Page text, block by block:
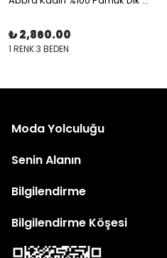
₺ 2,860.00
1 RENK 3 BEDEN
Moda Yolculuğu
Senin Alanın
Bilgilendirme
Bilgilendirme Köşesi